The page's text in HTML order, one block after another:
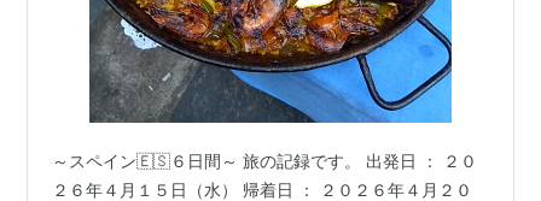
～スペイン🇪🇸６日間～ 旅の記録です。 出発日 ： ２０
２６年４月１５日（水） 帰着日 ： ２０２６年４月２０